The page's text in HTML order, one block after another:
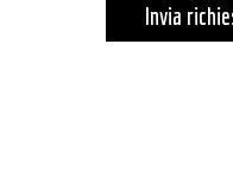
Invia